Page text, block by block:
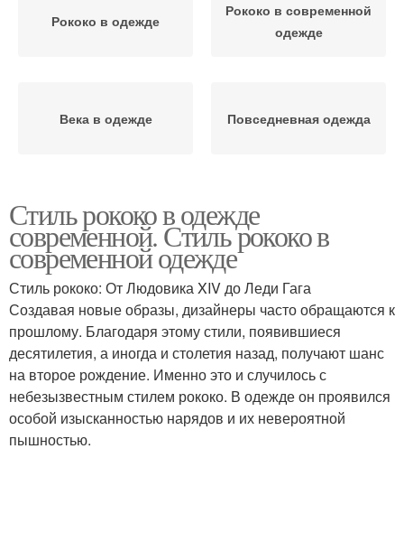
Рококо в одежде
Рококо в современной
одежде
Века в одежде Повседневная одежда
Стиль рококо в одежде
современной. Стиль рококо в
современной одежде
Стиль рококо: От Людовика XIV до Леди Гага
Создавая новые образы, дизайнеры часто обращаются к
прошлому. Благодаря этому стили, появившиеся
десятилетия, а иногда и столетия назад, получают шанс
на второе рождение. Именно это и случилось с
небезызвестным стилем рококо. В одежде он проявился
особой изысканностью нарядов и их невероятной
пышностью.